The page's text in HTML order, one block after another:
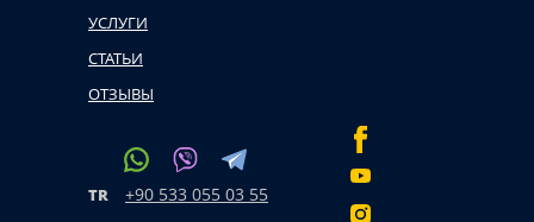
УСЛУГИ
СТАТЬИ
ОТЗЫВЫ
TR +90 533 055 03 55